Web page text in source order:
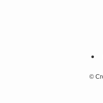
©